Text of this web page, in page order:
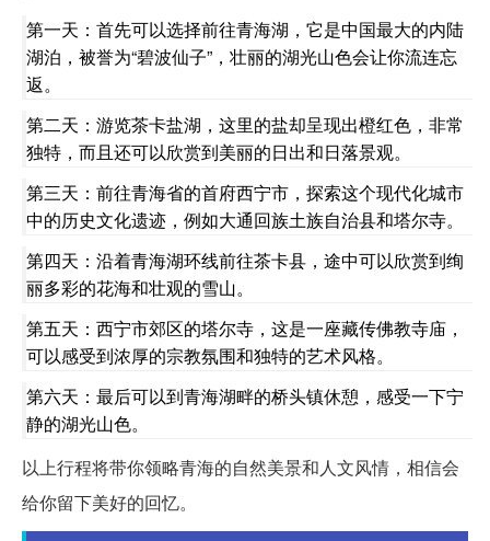
第一天：首先可以选择前往青海湖，它是中国最大的内陆
湖泊，被誉为“碧波仙子”，壮丽的湖光山色会让你流连忘
返。
第二天：游览茶卡盐湖，这里的盐却呈现出橙红色，非常
独特，而且还可以欣赏到美丽的日出和日落景观。
第三天：前往青海省的首府西宁市，探索这个现代化城市
中的历史文化遗迹，例如大通回族土族自治县和塔尔寺。
第四天：沿着青海湖环线前往茶卡县，途中可以欣赏到绚
丽多彩的花海和壮观的雪山。
第五天：西宁市郊区的塔尔寺，这是一座藏传佛教寺庙，
可以感受到浓厚的宗教氛围和独特的艺术风格。
第六天：最后可以到青海湖畔的桥头镇休憩，感受一下宁
静的湖光山色。
以上行程将带你领略青海的自然美景和人文风情，相信会
给你留下美好的回忆。